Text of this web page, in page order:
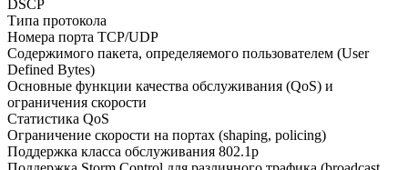
DSCP
Типа протокола
Номера порта TCP/UDP
Содержимого пакета, определяемого пользователем (User
Defined Bytes)
Основные функции качества обслуживания (QoS) и
ограничения скорости
Статистика QoS
Ограничение скорости на портах (shaping, policing)
Поддержка класса обслуживания 802.1p